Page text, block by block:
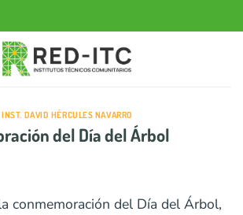
INST. DAVID HÉRCULES NAVARRO
del Día del Árbol
conmemoración del Día del Árbol,